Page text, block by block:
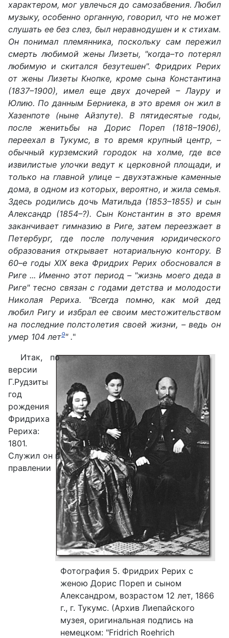
характером, мог увлечься до самозабвения. Любил
музыку, особенно органную, говорил, что не может
слушать ее без слез, был неравнодушен и к стихам.
Он понимал племянника, поскольку сам пережил
смерть любимой жены Лизеты, "когда–то потерял
любимую и скитался безутешен". Фридрих Рерих
от жены Лизеты Кнопке, кроме сына Константина
(1837–1900), имел еще двух дочерей – Лауру и
Юлию. По данным Берниека, в это время он жил в
Хазенпоте (ныне Айзпуте). В пятидесятые годы,
после женитьбы на Дорис Пореп (1818–1906),
переехал в Тукумс, в то время крупный центр, –
обычный курземский городок на холме, где все
извилистые улочки ведут к церковной площади, и
только на главной улице – двухэтажные каменные
дома, в одном из которых, вероятно, и жила семья.
Здесь родились дочь Матильда (1853–1855) и сын
Александр (1854–?). Сын Константин в это время
заканчивает гимназию в Риге, затем переезжает в
Петербург, где после получения юридического
образования открывает нотариальную контору. В
60–е годы XIX века Фридрих Рерих обосновался в
Риге ... Именно этот период – "жизнь моего деда в
Риге" тесно связан с годами детства и молодости
Николая Рериха. "Всегда помню, как мой дед
любил Ригу и избрал ее своим местожительством
на последние полстолетия своей жизни, – ведь он
умер 104 лет9" ."
Фотография 5. Фридрих Рерих с
женою Дорис Пореп и сыном
Александром, возрастом 12 лет, 1866
г., г. Тукумс. (Архив Лиепайского
музея, оригинальная подпись на
немецком: "Fridrich Roehrich
Итак, по
версии
Г.Рудзиты
год
рождения
Фридриха
Рериха:
1801.
Служил он в
правлении